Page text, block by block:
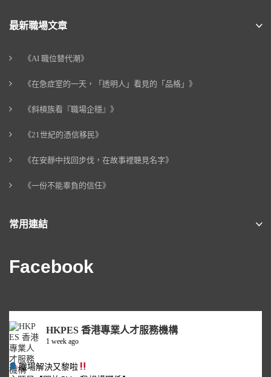
最新職場文章
《AI 職位替代潮》
《在急症室的一天，「透明人」看見的「品格」》
《斜槓族看『職場企穩』》
《21世紀的憑信移民》
《在安靜中找回步伐，在故事裡聽見名字》
《一份不能辜負的信任》
常用連結
Facebook
HKPES 香港專業人才服務機構
1 week ago
職場解決又黎啦